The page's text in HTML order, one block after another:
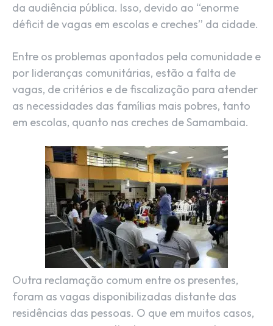
da audiência pública. Isso, devido ao “enorme
déficit de vagas em escolas e creches” da cidade.
Entre os problemas apontados pela comunidade e
por lideranças comunitárias, estão a falta de
vagas, de critérios e de fiscalização para atender
as necessidades das famílias mais pobres, tanto
em escolas, quanto nas creches de Samambaia.
Outra reclamação comum entre os presentes,
foram as vagas disponibilizadas distante das
residências das pessoas. O que em muitos casos,